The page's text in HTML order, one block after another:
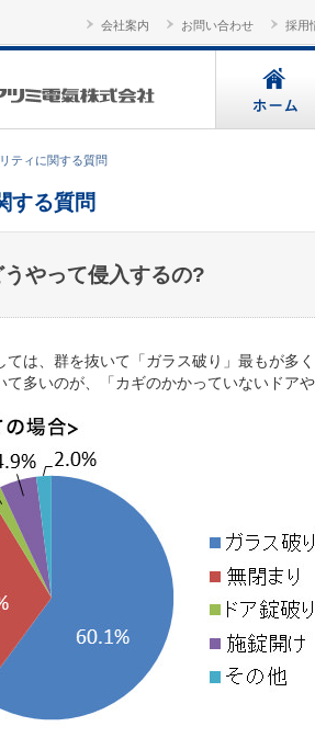
会社案内 お問い合わせ 採用
ティに関する質問
する質問
やって侵入するの?
ては、群を抜いて「ガラス破り」最もが多
て多いのが、「カギのかかっていないドア